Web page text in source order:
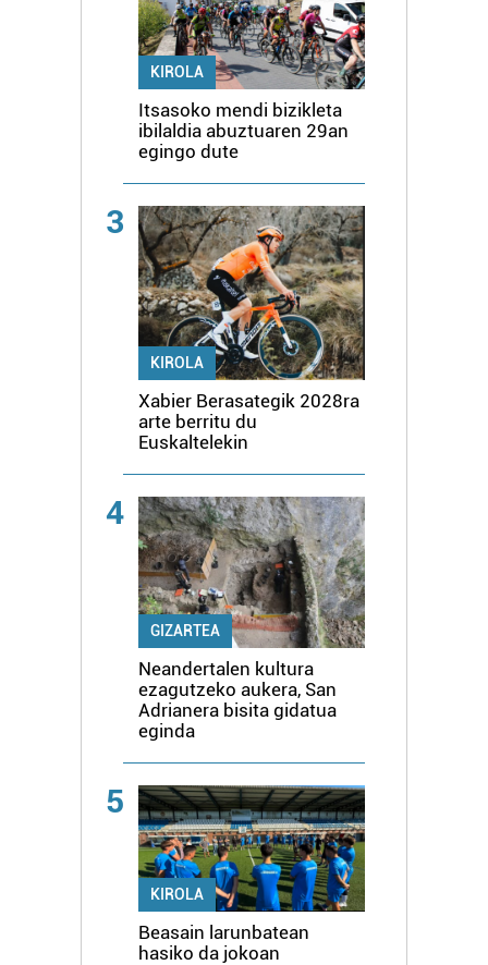
KIROLA
Itsasoko mendi bizikleta
ibilaldia abuztuaren 29an
egingo dute
3
KIROLA
Xabier Berasategik 2028ra
arte berritu du
Euskaltelekin
4
GIZARTEA
Neandertalen kultura
ezagutzeko aukera, San
Adrianera bisita gidatua
eginda
5
KIROLA
Beasain larunbatean
hasiko da jokoan